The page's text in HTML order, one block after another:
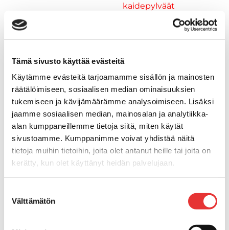
Tämä sivusto käyttää evästeitä
Käytämme evästeitä tarjoamamme sisällön ja mainosten
räätälöimiseen, sosiaalisen median ominaisuuksien
tukemiseen ja kävijämäärämme analysoimiseen. Lisäksi
jaamme sosiaalisen median, mainosalan ja analytiikka-
alan kumppaneillemme tietoja siitä, miten käytät
sivustoamme. Kumppanimme voivat yhdistää näitä
tietoja muihin tietoihin, joita olet antanut heille tai joita on
kerätty, kun olet käyttänyt heidän palvelujaan.
valinta
Välttämätön
kaidepylväät
Kansiluukut, ikkunat ja verhot
Luukut, hyttysverkot ja
Kansiluukut
Verhot
Venetikkaat
Kasettitikkaat
Keulatikkaat
Köysitikkaat
Kiinnikkeet ja tukijalat